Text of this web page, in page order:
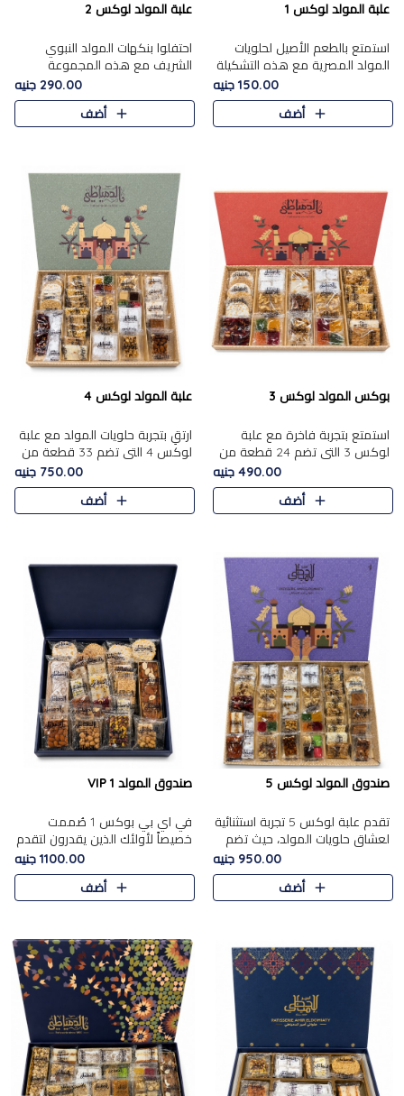
علبة المولد لوكس 1
استمتع بالطعم الأصيل لحلويات
المولد المصرية مع هذه التشكيلة
المختارة بعناية من 9 قطع. تتضمن
التشكيلة جوزرية مع فول،ملبان
150.00 جنيه
أضف
علبة المولد لوكس 2
احتفلوا بنكهات المولد النبوي
الشريف مع هذه المجموعة
الفاخرة المكونة من 19 قطعة،
والتي تم اختيارها بعناية فائقة لتُبرز
تشكيلة واسعة من الحلويات
290.00 جنيه
أضف
بوكس المولد لوكس 3
استمتع بتجربة فاخرة مع علبة
لوكس 3 التي تضم 24 قطعة من
أشهر حلويات المولد الشرقية
المختارة بعناية. تحتوي التشكيلة
على الجزرية بالفول، والملب..
490.00 جنيه
أضف
علبة المولد لوكس 4
ارتقِ بتجربة حلويات المولد مع علبة
لوكس 4 التي تضم 33 قطعة من
تشكيلة فاخرة ومتنوعة من أشهر
الأصناف الشرقية. تحتوي العلبة على
الجزرية بالفول،..
750.00 جنيه
أضف
صندوق المولد لوكس 5
تقدم علبة لوكس 5 تجربة استثنائية
لعشاق حلويات المولد، حيث تضم
42 قطعة من تشكيلة فاخرة تجمع
بين أشهر الأصناف التقليدية وأصناف
مميزة مختارة بع..
950.00 جنيه
أضف
صندوق المولد VIP 1
في اي بي بوكس 1 صُممت
خصيصاً لأولئك الذين يقدرون لتقدم
تجربة استثنائية بوكس تجمع بين
أفخر حلويات المولد المصري مع
تشكيلة مختارة من الأصناف ..
1100.00 جنيه
أضف